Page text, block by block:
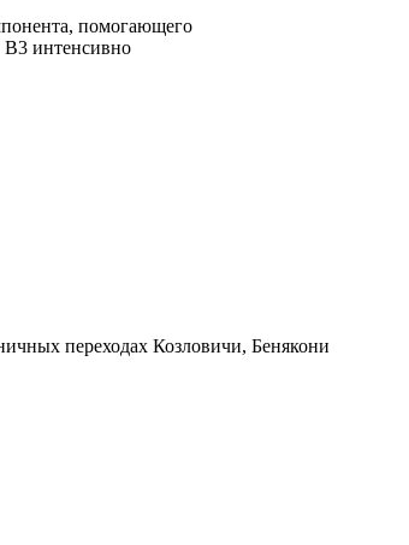
помогающего
B3 интенсивно
переходах Козловичи, Бенякони